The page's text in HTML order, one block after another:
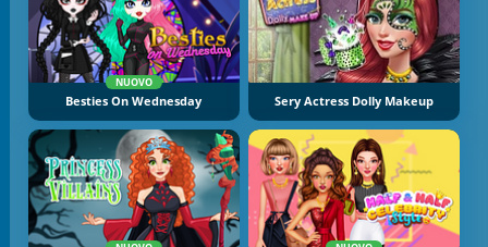
NUOVO
Besties On Wednesday Sery Actress Dolly Makeup